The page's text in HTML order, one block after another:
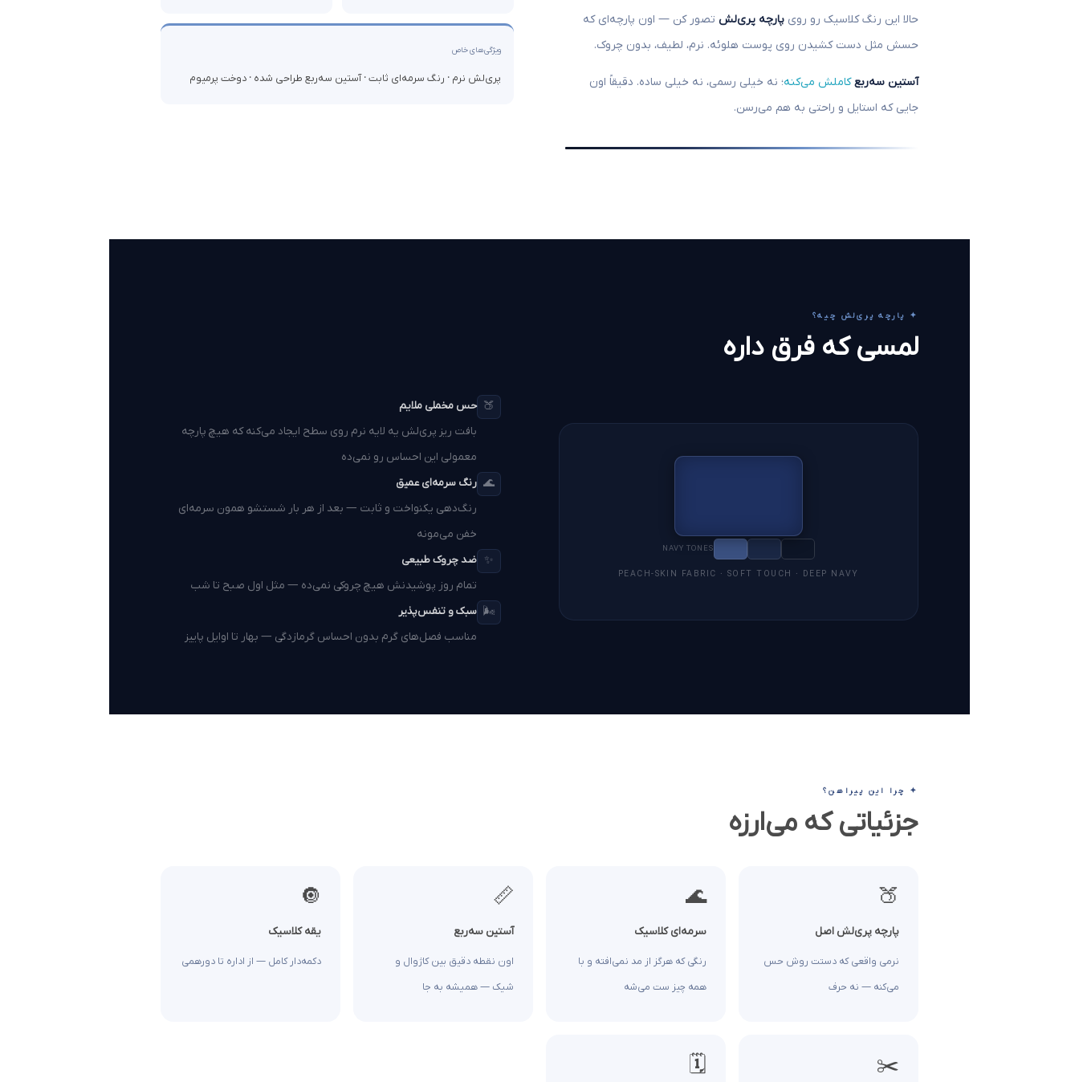
حالا این رنگ کلاسیک رو رویپارچه پری‌لش تصور کن — اون پارچه‌ای که
حسش مثل دست کشیدن روی پوست هلوئه. نرم، لطیف، بدون چروک.
آستین سه‌ربعکاملش می‌کنه؛ نه خیلی رسمی، نه خیلی ساده. دقیقاً اون
جایی که استایل و راحتی به هم می‌رسن.
ویژگی‌های خاص
پری‌لش نرم · رنگ سرمه‌ای ثابت · آستین سه‌ربع طراحی شده · دوخت پرمیوم
✦ پارچه پری‌لش چیه؟
لمسی که فرق داره
NAVY TONES
PEACH-SKIN FABRIC · SOFT TOUCH · DEEP NAVY
🍑 حس مخملی ملایم
بافت ریز پری‌لش یه لایه نرم روی سطح ایجاد می‌کنه که هیچ پارچه
معمولی این احساس رو نمی‌ده
🌊 رنگ سرمه‌ای عمیق
رنگ‌دهی یکنواخت و ثابت — بعد از هر بار شستشو همون سرمه‌ای
خفن می‌مونه
✨ ضد چروک طبیعی
تمام روز پوشیدنش هیچ چروکی نمی‌ده — مثل اول صبح تا شب
🌬️ سبک و تنفس‌پذیر
مناسب فصل‌های گرم بدون احساس گرمازدگی — بهار تا اوایل پاییز
✦ چرا این پیراهن؟
جزئیاتی که می‌ارزه
🍑
پارچه پری‌لش اصل
نرمی واقعی که دستت روش حس
می‌کنه — نه حرف
🌊
سرمه‌ای کلاسیک
رنگی که هرگز از مد نمی‌افته و با
همه چیز ست می‌شه
📏
آستین سه‌ربع
اون نقطه دقیق بین کاژوال و
شیک — همیشه به جا
🔘
یقه کلاسیک
دکمه‌دار کامل — از اداره تا دورهمی
✂️
🗓️